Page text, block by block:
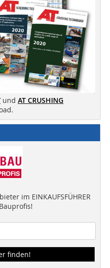
und AT CRUSHING
im EINKAUFSFÜHRER
finden!